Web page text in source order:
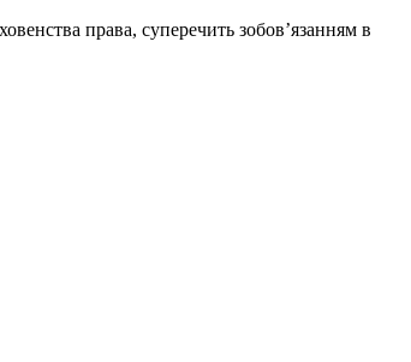
права, суперечить зобов’язанням в